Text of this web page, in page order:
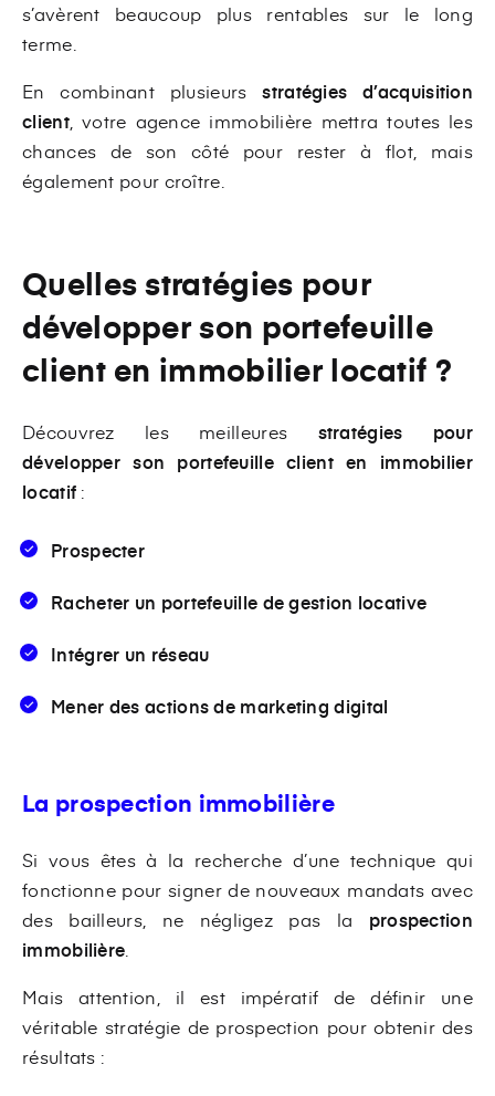
s’avèrent beaucoup plus rentables sur le long
terme.
En combinant plusieursstratégies d’acquisition
client, votre agence immobilière mettra toutes les
chances de son côté pour rester à flot, mais
également pour croître.
Quelles stratégies pour
développer son portefeuille
client en immobilier locatif ?
Découvrez les meilleures stratégies pour
développer son portefeuille client en immobilier
locatif :
Prospecter
Racheter un portefeuille de gestion locative
Intégrer un réseau
Mener des actions de marketing digital
La prospection immobilière
Si vous êtes à la recherche d’une technique qui
fonctionne pour signer de nouveaux mandats avec
des bailleurs, ne négligez pas la prospection
immobilière
Mais attention, il est impératif de définir une
véritable stratégie de prospection pour obtenir des
résultats :